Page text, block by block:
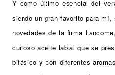
Y como último esencial del
siendo un gran favorito para
novedades de la firma
curioso aceite labial que se
bifásico y con diferentes